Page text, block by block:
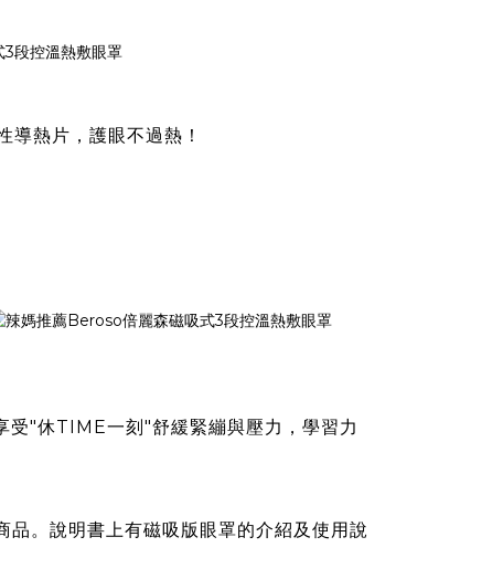
熱片，護眼不過熱！
受"休TIME一刻"舒緩緊繃與壓力，學習力
。說明書上有磁吸版眼罩的介紹及使用說